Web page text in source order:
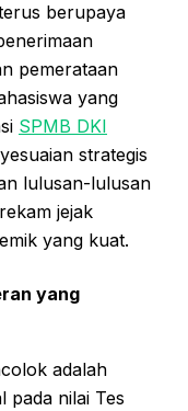
berupaya
pemerataan
yang
SPMB DKI
strategis
lulusan-lulusan
jejak
yang kuat.
yang
adalah
pada nilai Tes